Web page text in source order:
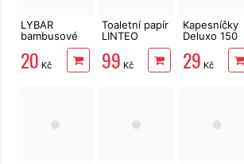
LYBAR
bambusové
tyčinky 200
ks
20 Kč
Toaletní papír
LINTEO
3vrstvý 16
rolí, 240 m
99 Kč
Kapesníčky
Deluxo 150
ks 3vrstvé v
krabičce,
šedé květy
29 Kč